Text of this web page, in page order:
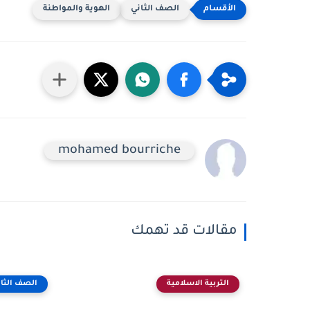
الصف الثاني الهوية والمواطنة
mohamed bourriche
مقالات قد تهمك
التربية الاسلامية الصف